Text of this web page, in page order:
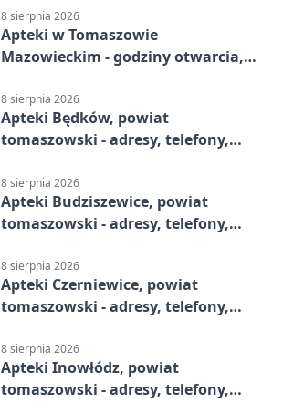
w Betclic 3. Lidze Grupa 1 (Grupa I)
8 sierpnia 2026
Apteki w Tomaszowie
Mazowieckim - godziny otwarcia,
8 sierpnia 2026
Apteki Będków, powiat
tomaszowski - adresy, telefony,
8 sierpnia 2026
Apteki Budziszewice, powiat
tomaszowski - adresy, telefony,
8 sierpnia 2026
Apteki Czerniewice, powiat
tomaszowski - adresy, telefony,
8 sierpnia 2026
Apteki Inowłódz, powiat
tomaszowski - adresy, telefony,